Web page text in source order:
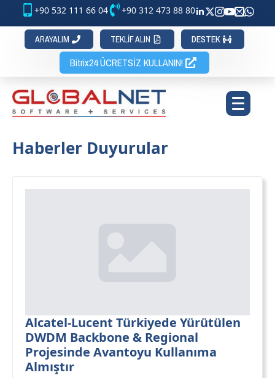
+90 532 111 66 04 +90 312 473 88 80
ARAYALIM TEKLİF ALIN DESTEK
Bitrix24 ÜCRETSİZ KULLANIN!
Haberler Duyurular
Alcatel-Lucent Türkiyede Yürütülen
DWDM Backbone & Regional
Projesinde Avantoyu Kullanıma
Almıştır